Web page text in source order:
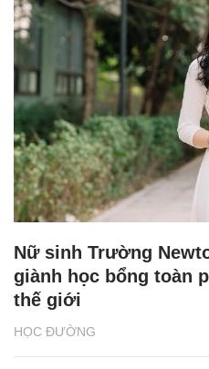
HỌC ĐƯỜNG
Nữ sinh Trường
giành học bổng toàn
thế giới